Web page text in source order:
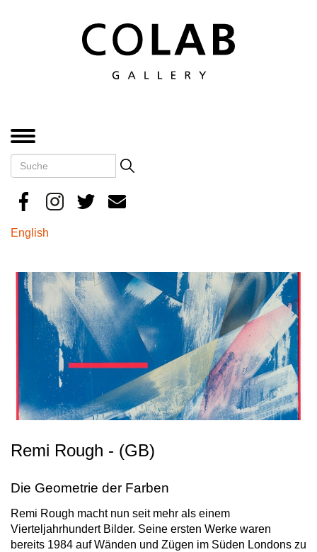
Search
Suche
English
Remi Rough - (GB)
Die Geometrie der Farben
Remi Rough macht nun seit mehr als einem
Vierteljahrhundert Bilder. Seine ersten Werke waren
bereits 1984 auf Wänden und Zügen im Süden Londons zu